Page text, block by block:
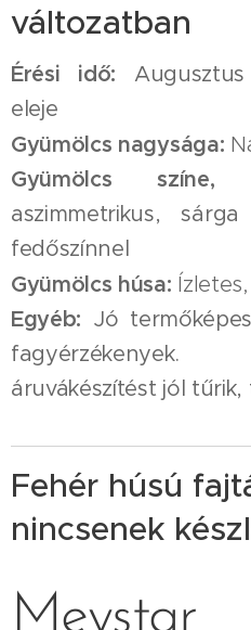
változatban
Érési idő:
eleje
Gyümölcs nagysága:
Gyümölcs színe,
aszimmetrikus,
fedőszínnel
Gyümölcs húsa:
Egyéb: Jó
áruvákészítést jól tűrik,
Fehér húsú
nincsenek
Meystar